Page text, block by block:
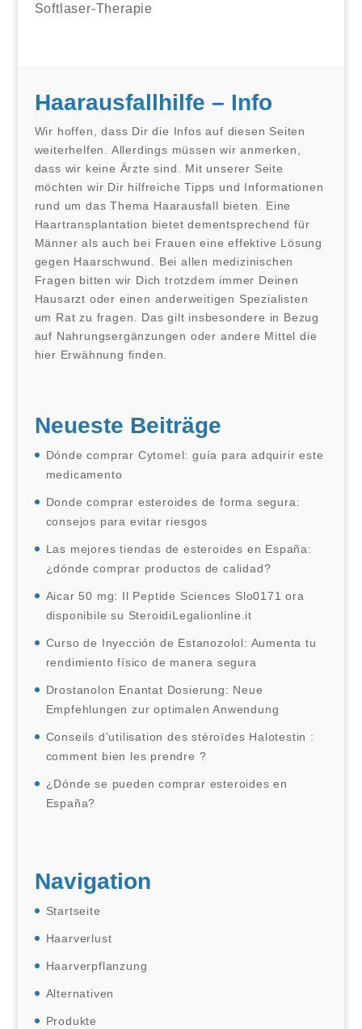
Softlaser-Therapie
Haarausfallhilfe – Info
Wir hoffen, dass Dir die Infos auf diesen Seiten
weiterhelfen. Allerdings müssen wir anmerken,
dass wir keine Ärzte sind. Mit unserer Seite
möchten wir Dir hilfreiche Tipps und Informationen
rund um das Thema Haarausfall bieten. Eine
Haartransplantation bietet dementsprechend für
Männer als auch bei Frauen eine effektive Lösung
gegen Haarschwund. Bei allen medizinischen
Fragen bitten wir Dich trotzdem immer Deinen
Hausarzt oder einen anderweitigen Spezialisten
um Rat zu fragen. Das gilt insbesondere in Bezug
auf Nahrungsergänzungen oder andere Mittel die
hier Erwähnung finden.
Neueste Beiträge
Dónde comprar Cytomel: guía para adquirir este
medicamento
Donde comprar esteroides de forma segura:
consejos para evitar riesgos
Las mejores tiendas de esteroides en España:
¿dónde comprar productos de calidad?
Aicar 50 mg: Il Peptide Sciences Slo0171 ora
disponibile su SteroidiLegalionline.it
Curso de Inyección de Estanozolol: Aumenta tu
rendimiento físico de manera segura
Drostanolon Enantat Dosierung: Neue
Empfehlungen zur optimalen Anwendung
Conseils d’utilisation des stéroïdes Halotestin :
comment bien les prendre ?
¿Dónde se pueden comprar esteroides en
España?
Navigation
Startseite
Haarverlust
Haarverpflanzung
Alternativen
Produkte